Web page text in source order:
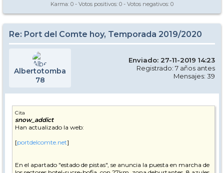
Karma: 0 - Votos positivos: 0 - Votos negativos: 0
Re: Port del Comte hoy, Temporada 2019/2020
Albertotomba
78
Enviado: 27-11-2019 14:23
Registrado: 7 años antes
Mensajes: 39
Cita
snow_addict
Han actualizado la web:
[portdelcomte.net]
En el apartado "estado de pistas", se anuncia la puesta en marcha de